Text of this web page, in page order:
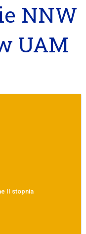
NNW
UAM
II stopnia